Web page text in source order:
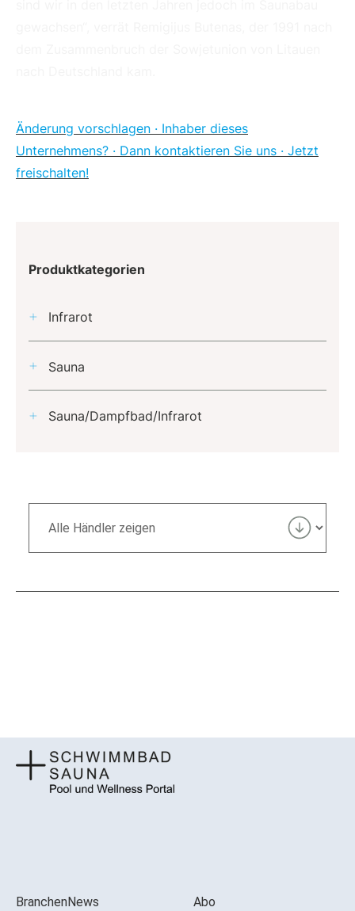
Änderung vorschlagen · Inhaber dieses
Unternehmens? · Dann kontaktieren Sie uns · Jetzt
freischalten!
Produktkategorien
Infrarot
Sauna
Sauna/Dampfbad/Infrarot
BranchenNews Abo